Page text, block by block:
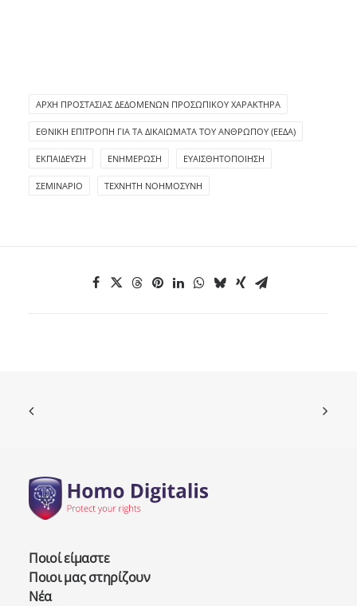
ΑΡΧΉ ΠΡΟΣΤΑΣΊΑΣ ΔΕΔΟΜΈΝΩΝ ΠΡΟΣΩΠΙΚΟΎ ΧΑΡΑΚΤΉΡΑ
ΕΘΝΙΚΉ ΕΠΙΤΡΟΠΉ ΓΙΑ ΤΑ ΔΙΚΑΙΏΜΑΤΑ ΤΟΥ ΑΝΘΡΏΠΟΥ (ΕΕΔΑ)
ΕΚΠΑΊΔΕΥΣΗ ΕΝΗΜΈΡΩΣΗ ΕΥΑΙΣΘΗΤΟΠΟΊΗΣΗ
ΣΕΜΙΝΆΡΙΟ ΤΕΧΝΗΤΉ ΝΟΗΜΟΣΎΝΗ
Ποιοί είμαστε
Ποιοι μας στηρίζουν
Νέα